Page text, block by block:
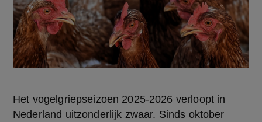
Het vogelgriepseizoen 2025-2026 verloopt in
Nederland uitzonderlijk zwaar. Sinds oktober